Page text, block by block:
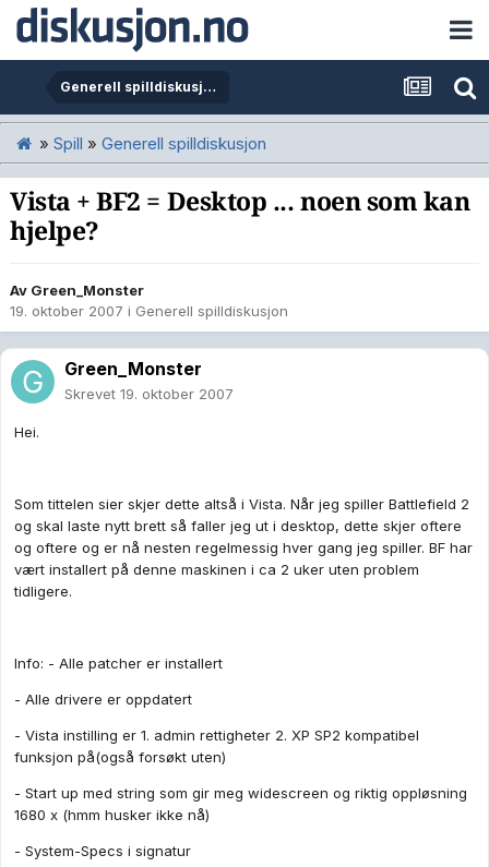
Generell spilldiskusjon
» Spill » Generell spilldiskusjon
Vista + BF2 = Desktop ... noen som kan
hjelpe?
Av Green_Monster
19. oktober 2007 i Generell spilldiskusjon
Green_Monster
Skrevet 19. oktober 2007
Hei.
Som tittelen sier skjer dette altså i Vista. Når jeg spiller Battlefield 2
og skal laste nytt brett så faller jeg ut i desktop, dette skjer oftere
og oftere og er nå nesten regelmessig hver gang jeg spiller. BF har
vært installert på denne maskinen i ca 2 uker uten problem
tidligere.
Info: - Alle patcher er installert
- Alle drivere er oppdatert
- Vista instilling er 1. admin rettigheter 2. XP SP2 kompatibel
funksjon på(også forsøkt uten)
- Start up med string som gir meg widescreen og riktig oppløsning
1680 x (hmm husker ikke nå)
- System-Specs i signatur